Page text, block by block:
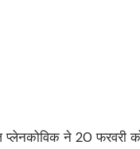
ने 20 फरवरी